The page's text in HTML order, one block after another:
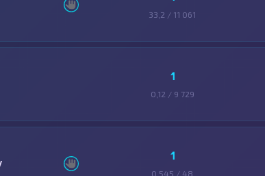
33,2 / 11 061
1
0,12 / 9 729
1
0,545 / 48